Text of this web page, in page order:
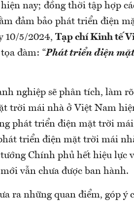
nay; đồng thời tập hợp
đảm bảo phát triển điện
10/5/2024, Tạp chí Kinh tế
đàm: “Phát triển điện
nghiệp sẽ phân tích, làm
trời mái nhà ở Việt Nam
phát triển điện mặt trời
triển điện mặt trời mái
Chính phủ hết hiệu lực
vẫn chưa được ban hành.
ra những quan điểm, góp ý